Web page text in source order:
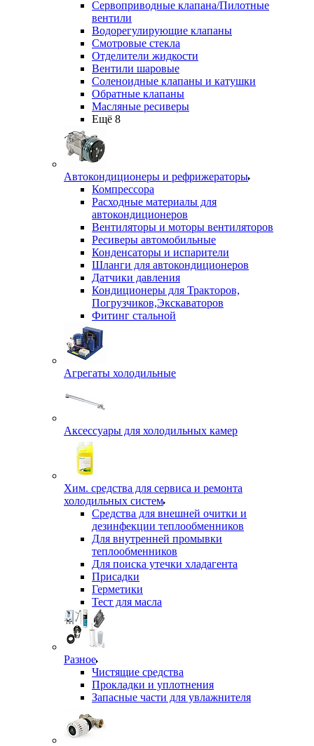
Сервоприводные клапана/Пилотные
вентили
Водорегулирующие клапаны
Смотровые стекла
Отделители жидкости
Вентили шаровые
Соленоидные клапаны и катушки
Обратные клапаны
Масляные ресиверы
Ещё 8
Автокондиционеры и рефрижераторы
Компрессора
Расходные материалы для
автокондиционеров
Вентиляторы и моторы вентиляторов
Ресиверы автомобильные
Конденсаторы и испарители
Шланги для автокондиционеров
Датчики давления
Кондиционеры для Тракторов,
Погрузчиков,Экскаваторов
Фитинг стальной
Агрегаты холодильные
Аксессуары для холодильных камер
Хим. средства для сервиса и ремонта
холодильных систем
Средства для внешней очитки и
дезинфекции теплообменников
Для внутренней промывки
теплообменников
Для поиска утечки хладагента
Присадки
Герметики
Тест для масла
Разное
Чистящие средства
Прокладки и уплотнения
Запасные части для увлажнителя